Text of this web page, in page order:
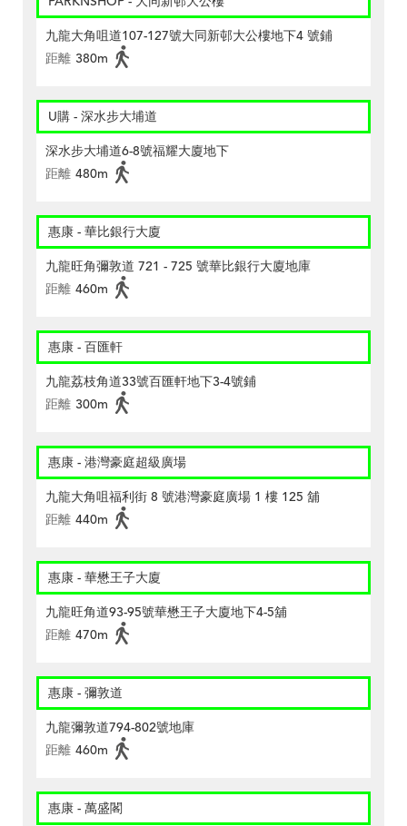
九龍大角咀道107-127號大同新邨大公樓地下4 號鋪
距離 380m
U購 - 深水步大埔道
深水步大埔道6-8號福耀大廈地下
距離 480m
惠康 - 華比銀行大廈
九龍旺角彌敦道 721 - 725 號華比銀行大廈地庫
距離 460m
惠康 - 百匯軒
九龍荔枝角道33號百匯軒地下3-4號鋪
距離 300m
惠康 - 港灣豪庭超級廣場
九龍大角咀福利街 8 號港灣豪庭廣場 1 樓 125 舖
距離 440m
惠康 - 華懋王子大廈
九龍旺角道93-95號華懋王子大廈地下4-5舖
距離 470m
惠康 - 彌敦道
九龍彌敦道794-802號地庫
距離 460m
惠康 - 萬盛閣